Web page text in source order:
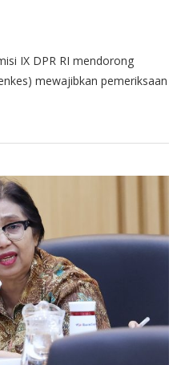
IX DPR RI mendorong
mewajibkan pemeriksaan